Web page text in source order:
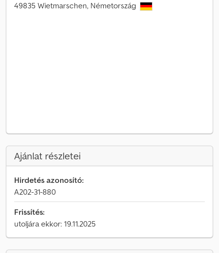
49835 Wietmarschen, Németország
Ajánlat részletei
Hirdetés azonosító:
A202-31-880
Frissítés:
utoljára ekkor: 19.11.2025